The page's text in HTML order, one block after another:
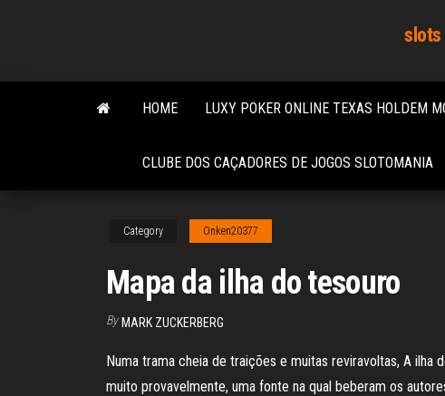
content
slots
HOME LUXY POKER ONLINE TEXAS HOLDEM
CLUBE DOS CAÇADORES DE JOGOS SLOTOMANIA
Category Onken20377
Mapa da ilha do tesouro
By MARK ZUCKERBERG
Numa trama cheia de traições e muitas reviravoltas, A
muito provavelmente, uma fonte na qual beberam os